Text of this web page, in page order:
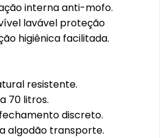
interna anti-mofo.
lavável proteção
higiênica facilitada.
resistente.
70 litros.
discreto.
algodão transporte.